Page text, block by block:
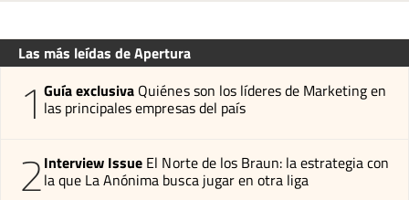
Las más leídas de Apertura
1 Guía exclusiva Quiénes son los líderes de Marketing en
las principales empresas del país
2Interview Issue El Norte de los Braun: la estrategia con
la que La Anónima busca jugar en otra liga